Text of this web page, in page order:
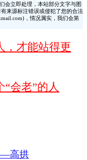
会立即处理，本站部分文字与图
来源标注错误或侵犯了您的合法
，情况属实，我们会第
，才能站得更
“会老”的人
高拱